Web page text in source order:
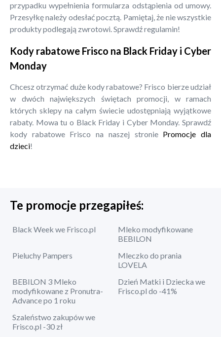
przypadku wypełnienia formularza odstąpienia od umowy.
Przesyłkę należy odesłać pocztą. Pamiętaj, że nie wszystkie
produkty podlegają zwrotowi. Sprawdź regulamin!
Kody rabatowe Frisco na Black Friday i Cyber
Monday
Chcesz otrzymać duże kody rabatowe? Frisco bierze udział
w dwóch największych świętach promocji, w ramach
których sklepy na całym świecie udostępniają wyjątkowe
rabaty. Mowa tu o Black Friday i Cyber Monday. Sprawdź
kody rabatowe Frisco na naszej stroniePromocje dla
dzieci!
Te promocje przegapiłeś:
Black Week we Frisco.pl
Mleko modyfikowane
BEBILON
Pieluchy Pampers
Mleczko do prania
LOVELA
BEBILON 3 Mleko
modyfikowane z Pronutra-
Advance po 1 roku
Dzień Matki i Dziecka we
Frisco.pl do -41%
Szaleństwo zakupów we
Frisco.pl -30 zł